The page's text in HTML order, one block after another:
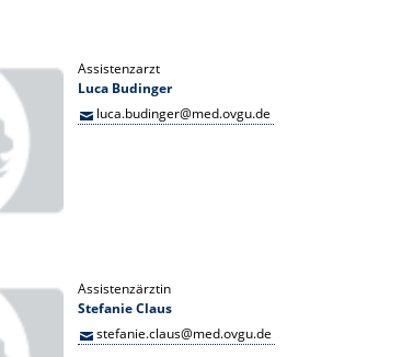
Assistenzarzt
Luca Budinger
luca.budinger@med.ovgu.de
Assistenzärztin
Stefanie Claus
stefanie.claus@med.ovgu.de